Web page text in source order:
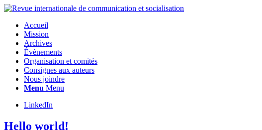
Accueil
Mission
Archives
Évènements
Organisation et comités
Consignes aux auteurs
Nous joindre
Menu Menu
LinkedIn
Hello world!